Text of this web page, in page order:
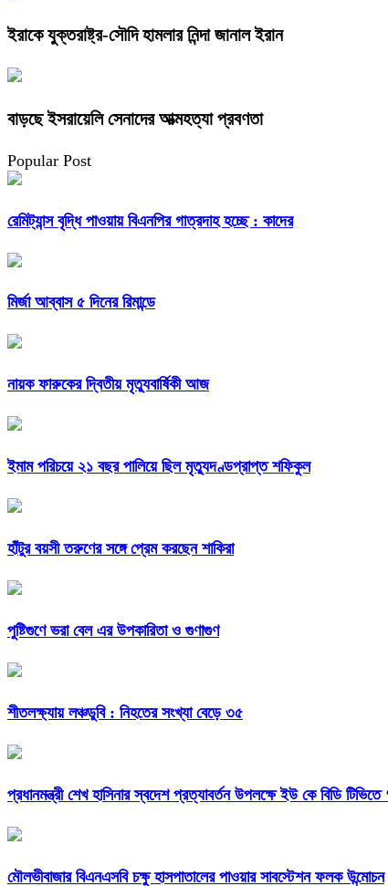
ইরাকে যুক্তরাষ্ট্র-সৌদি হামলার নিন্দা জানাল ইরান
বাড়ছে ইসরায়েলি সেনাদের আত্মহত্যা প্রবণতা
Popular Post
রেমিট্যান্স বৃদ্ধি পাওয়ায় বিএনপির গাত্রদাহ হচ্ছে : কাদের
মির্জা আব্বাস ৫ দিনের রিমান্ডে
নায়ক ফারুকের দ্বিতীয় মৃত্যুবার্ষিকী আজ
ইমাম পরিচয়ে ২১ বছর পালিয়ে ছিল মৃত্যুদণ্ডপ্রাপ্ত শফিকুল
হাঁটুর বয়সী তরুণের সঙ্গে প্রেম করছেন শাকিরা
পুষ্টিগুণে ভরা বেল এর উপকারিতা ও গুণাগুণ
শীতলক্ষ্যায় লঞ্চডুবি : নিহতের সংখ্যা বেড়ে ৩৫
প্রধানমন্ত্রী শেখ হাসিনার স্বদেশ প্রত্যাবর্তন উপলক্ষে ইউ কে বিডি টিভিতে
মৌলভীবাজার বিএনএসবি চক্ষু হাসপাতালের পাওয়ার সাবস্টেশন ফলক উন্মোচন